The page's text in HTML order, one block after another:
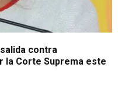
contra
la Corte Suprema este